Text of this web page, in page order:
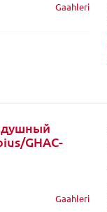
Gaahleri
GHAC-
Gaahleri